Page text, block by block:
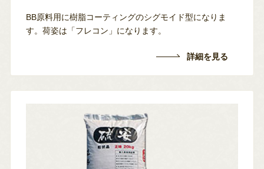
BB原料用に樹脂コーティングのシグモイド型になりま
す。荷姿は「フレコン」になります。
詳細を見る